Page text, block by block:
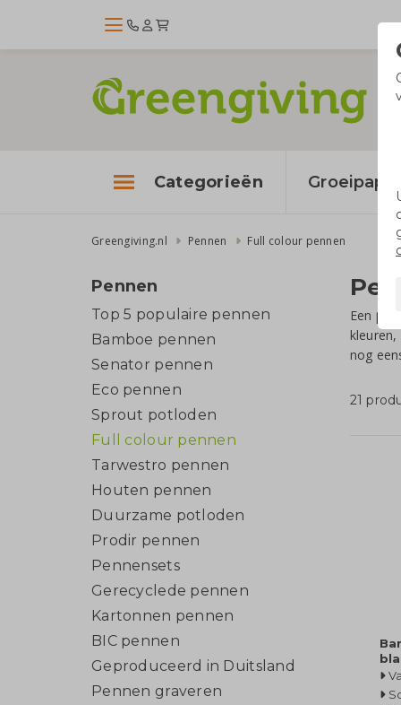
Categorieën Groeipapier
Greengiving.nl Pennen Full colour pennen
Pennen
Top 5 populaire pennen
Bamboe pennen
Senator pennen
Eco pennen
Sprout potloden
Full colour pennen
Tarwestro pennen
Houten pennen
Duurzame potloden
Prodir pennen
Pennensets
Gerecyclede pennen
Kartonnen pennen
BIC pennen
Geproduceerd in Duitsland
Pennen graveren
Een pen
nog
21